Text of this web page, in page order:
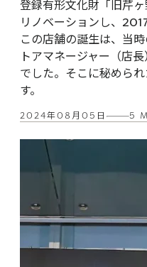
登録有形文化財「旧芹
リノベーションし、
この店舗の誕生は、当
トアマネージャー（店
でした。そこに秘めら
す。
2024年08月05日 5